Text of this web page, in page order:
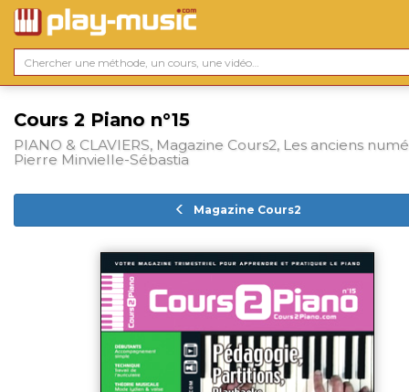
Cours 2 Piano n°15
PIANO & CLAVIERS, Magazine Cours2, Les anciens
Pierre Minvielle-Sébastia
Magazine Cours2